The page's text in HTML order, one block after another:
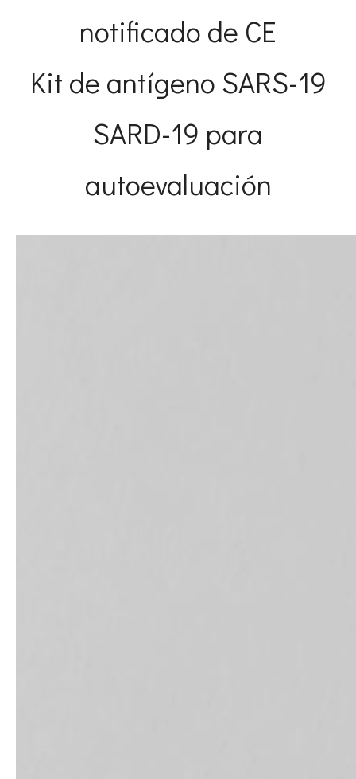
notificado de CE
Kit de antígeno SARS-19
SARD-19 para
autoevaluación